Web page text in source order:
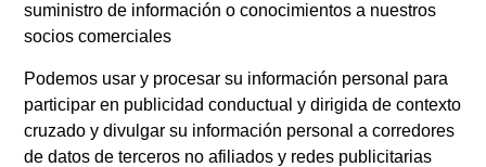
suministro de información o conocimientos a nuestros
socios comerciales
Podemos usar y procesar su información personal para
participar en publicidad conductual y dirigida de contexto
cruzado y divulgar su información personal a corredores
de datos de terceros no afiliados y redes publicitarias